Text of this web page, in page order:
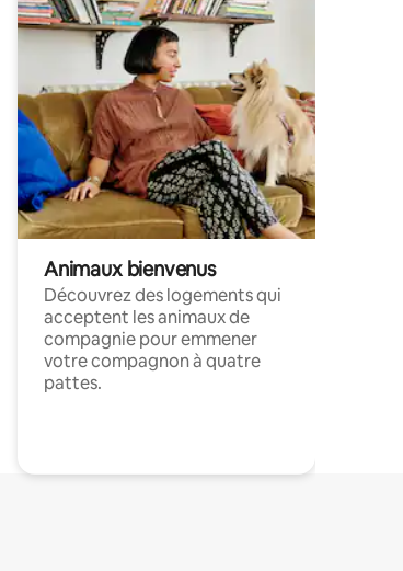
Animaux bienvenus
Découvrez des logements qui
acceptent les animaux de
compagnie pour emmener
votre compagnon à quatre
pattes.